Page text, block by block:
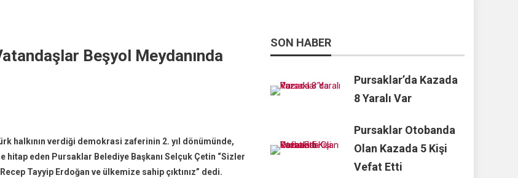
Beşyol Meydanında
halkının verdiği demokrasi zaferinin 2. yıl dönümünde,
hitap eden Pursaklar Belediye Başkanı Selçuk Çetin “Sizler
Tayyip Erdoğan ve ülkemize sahip çıktınız” dedi.
SON HABER
Pursaklar’da Kazada
8 Yaralı Var
Pursaklar Otobanda
Olan Kazada 5 Kişi
Vefat Etti